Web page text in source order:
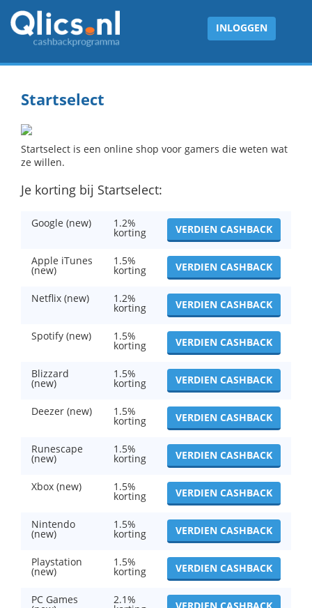
INLOGGEN
Startselect
Startselect is een online shop voor gamers die weten wat
ze willen.
Je korting bij Startselect:
Google (new) 1.2%
korting VERDIEN CASHBACK
Apple iTunes
(new)
1.5%
korting VERDIEN CASHBACK
Netflix (new) 1.2%
korting VERDIEN CASHBACK
Spotify (new) 1.5%
korting VERDIEN CASHBACK
Blizzard
(new)
1.5%
korting VERDIEN CASHBACK
Deezer (new) 1.5%
korting VERDIEN CASHBACK
Runescape
(new)
1.5%
korting VERDIEN CASHBACK
Xbox (new) 1.5%
korting VERDIEN CASHBACK
Nintendo
(new)
1.5%
korting VERDIEN CASHBACK
Playstation
(new)
1.5%
korting VERDIEN CASHBACK
PC Games 2.1%